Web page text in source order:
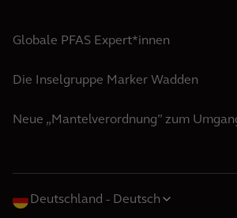
Globale PFAS Expert*innen
Die Inselgruppe Marker Wadden
Neue „Mantelverordnung” zum
Deutschland Deutsch